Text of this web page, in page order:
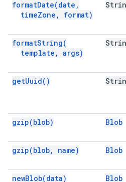
formatDate(date ,
timeZone , format)
formatString(
template , args)
getUuid( )
gzip(blob) Blob
gzip(blob, name) Blob
newBlob(data) Blob